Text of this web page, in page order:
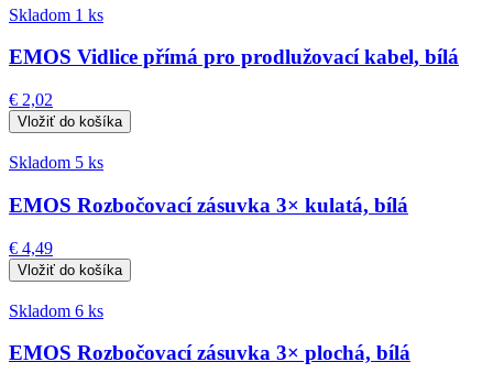
Skladom 1 ks
EMOS Vidlice přímá pro prodlužovací kabel, bílá
€ 2,02
Skladom 5 ks
EMOS Rozbočovací zásuvka 3× kulatá, bílá
€ 4,49
Skladom 6 ks
EMOS Rozbočovací zásuvka 3× plochá, bílá